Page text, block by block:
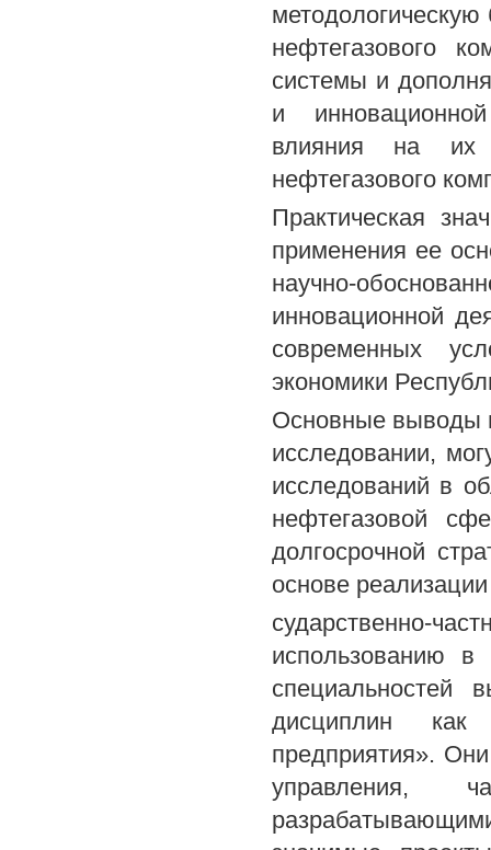
методологическую
нефтегазового
системы и
и
влияния на их
нефтегазового
Практическая
применения ее
научно-
инновационной
современных
экономики
Основные выводы
исследовании,
исследований в
нефтегазовой
долгосрочной
основе
сударственно-
использованию в
специальностей
дисциплин как
предприятия».
управления,